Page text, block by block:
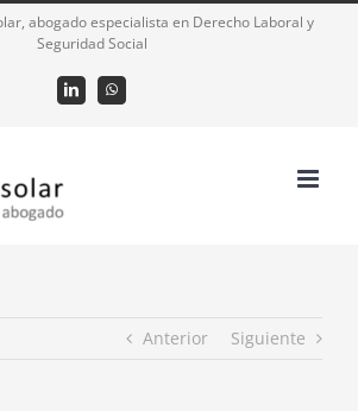
abogado especialista en Derecho Laboral y
Seguridad Social
LinkedInWhatsApp
Anterior Siguiente